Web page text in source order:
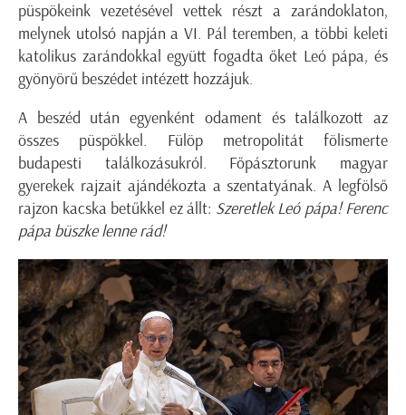
püspökeink vezetésével vettek részt a zarándoklaton,
melynek utolsó napján a VI. Pál teremben, a többi keleti
katolikus zarándokkal együtt fogadta őket Leó pápa, és
gyönyörű beszédet intézett hozzájuk.
A beszéd után egyenként odament és találkozott az
összes püspökkel. Fülöp metropolitát fölismerte
budapesti találkozásukról. Főpásztorunk magyar
gyerekek rajzait ajándékozta a szentatyának. A legfölső
rajzon kacska betűkkel ez állt: Szeretlek Leó pápa! Ferenc
pápa büszke lenne rád!